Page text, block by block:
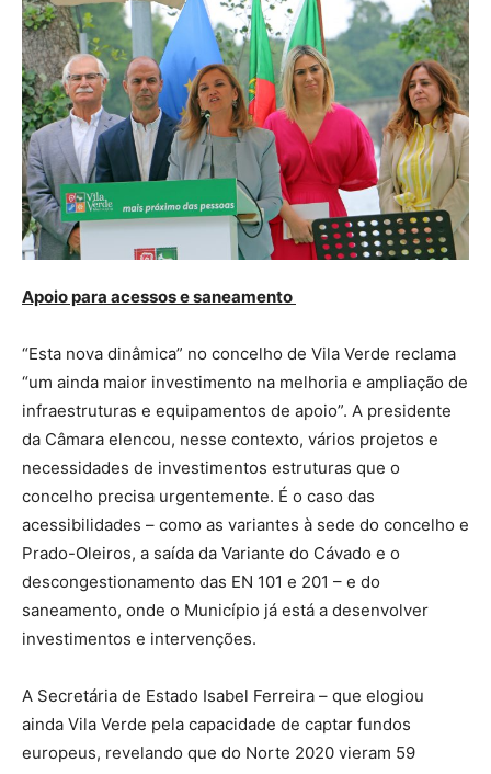
Apoio para acessos e saneamento
“Esta nova dinâmica” no concelho de Vila Verde reclama
“um ainda maior investimento na melhoria e ampliação de
infraestruturas e equipamentos de apoio”. A presidente
da Câmara elencou, nesse contexto, vários projetos e
necessidades de investimentos estruturas que o
concelho precisa urgentemente. É o caso das
acessibilidades – como as variantes à sede do concelho e
Prado-Oleiros, a saída da Variante do Cávado e o
descongestionamento das EN 101 e 201 – e do
saneamento, onde o Município já está a desenvolver
investimentos e intervenções.
A Secretária de Estado Isabel Ferreira – que elogiou
ainda Vila Verde pela capacidade de captar fundos
europeus, revelando que do Norte 2020 vieram 59